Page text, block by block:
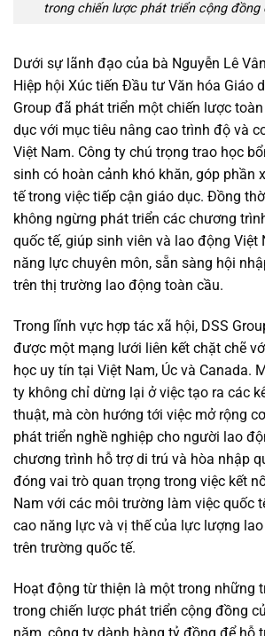
trong chiến lược phát triển cộng đồng
Dưới sự lãnh đạo của bà Nguyễn Lê
Hiệp hội Xúc tiến Đầu tư Văn hóa Giáo
Group đã phát triển một chiến lược
dục với mục tiêu nâng cao trình độ và
Việt Nam. Công ty chú trọng trao học
sinh có hoàn cảnh khó khăn, góp phần
tế trong việc tiếp cận giáo dục. Đồng
không ngừng phát triển các chương
quốc tế, giúp sinh viên và lao động Việt
năng lực chuyên môn, sẵn sàng hội
trên thị trường lao động toàn cầu.
Trong lĩnh vực hợp tác xã hội, DSS
được một mạng lưới liên kết chặt chẽ
học uy tín tại Việt Nam, Úc và Canada.
ty không chỉ dừng lại ở việc tạo ra các
thuật, mà còn hướng tới việc mở rộng
phát triển nghề nghiệp cho người lao
chương trình hỗ trợ di trú và hòa nhập
đóng vai trò quan trọng trong việc kết
Nam với các môi trường làm việc quốc
cao năng lực và vị thế của lực lượng
trên trường quốc tế.
Hoạt động từ thiện là một trong những
trong chiến lược phát triển cộng đồng
năm, công ty dành hàng tỷ đồng để hỗ